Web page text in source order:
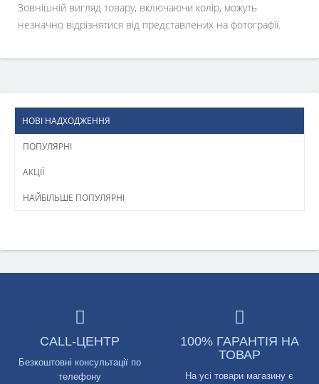
Зовнішній вигляд товару, включаючи колір, можуть
незначно відрізнятися від представлених на фотографії.
НОВІ НАДХОДЖЕННЯ
ПОПУЛЯРНІ
АКЦІЇ
НАЙБІЛЬШЕ ПОПУЛЯРНІ
CALL-ЦЕНТР
Безкоштовні консультації по
телефону
100% ГАРАНТІЯ НА
ТОВАР
На усі товари магазину є